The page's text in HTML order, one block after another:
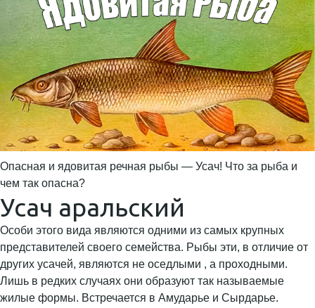
Опасная и ядовитая речная рыбы — Усач! Что за рыба и
чем так опасна?
Усач аральский
Особи этого вида являются одними из самых крупных
представителей своего семейства. Рыбы эти, в отличие от
других усачей, являются не оседлыми , а проходными.
Лишь в редких случаях они образуют так называемые
жилые формы. Встречается в Амударье и Сырдарье.